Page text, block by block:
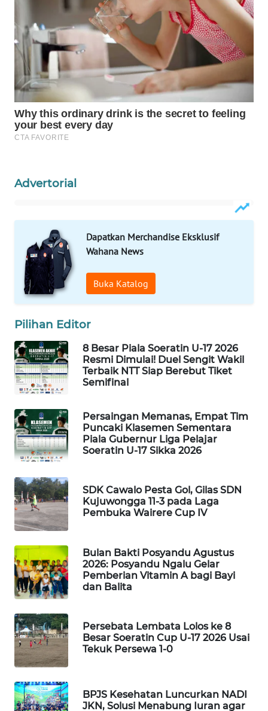
Advertorial
Dapatkan Merchandise Eksklusif
Wahana News
Buka Katalog
Pilihan Editor
8 Besar Piala Soeratin U-17 2026
Resmi Dimulai! Duel Sengit Wakil
Terbaik NTT Siap Berebut Tiket
Semifinal
Persaingan Memanas, Empat Tim
Puncaki Klasemen Sementara
Piala Gubernur Liga Pelajar
Soeratin U-17 Sikka 2026
SDK Cawalo Pesta Gol, Gilas SDN
Kujuwongga 11-3 pada Laga
Pembuka Wairere Cup IV
Bulan Bakti Posyandu Agustus
2026: Posyandu Ngalu Gelar
Pemberian Vitamin A bagi Bayi
dan Balita
Persebata Lembata Lolos ke 8
Besar Soeratin Cup U-17 2026 Usai
Tekuk Persewa 1-0
BPJS Kesehatan Luncurkan NADI
JKN, Solusi Menabung Iuran agar
WAHANA
UMKM
WAHANA
SELEB
WAHANA
PERSONA
HEALTH
WAHANA
DESA
WISATA
LAPAK
WAHANA
Wahana
Network
KONSUMEN
MASYARAKAT
KELISTRIKAN
WALINKI
ID
MAWAKA
MARTABAT
NET
PLN
WATCH
MKLI
LPKKI